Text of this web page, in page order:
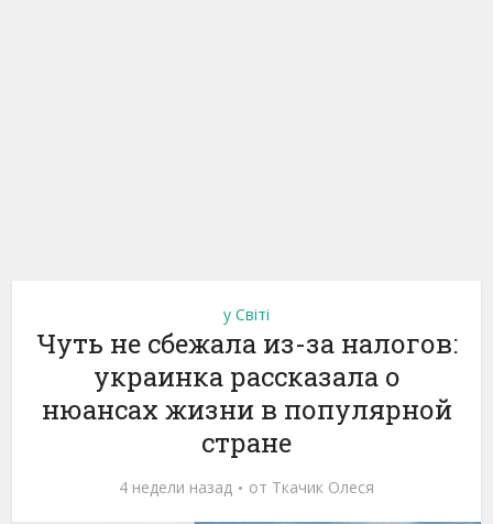
у Світі
Чуть не сбежала из-за налогов:
украинка рассказала о
нюансах жизни в популярной
стране
4 недели назад от Ткачик Олеся